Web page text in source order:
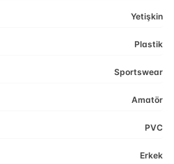
Yetişkin
Plastik
Sportswear
Amatör
PVC
Erkek